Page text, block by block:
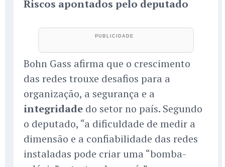
Riscos apontados pelo deputado
Bohn Gass afirma que o crescimento
das redes trouxe desafios para a
organização, a segurança e a
integridade do setor no país. Segundo
o deputado, “a dificuldade de medir a
dimensão e a confiabilidade das redes
instaladas pode criar uma “bomba-